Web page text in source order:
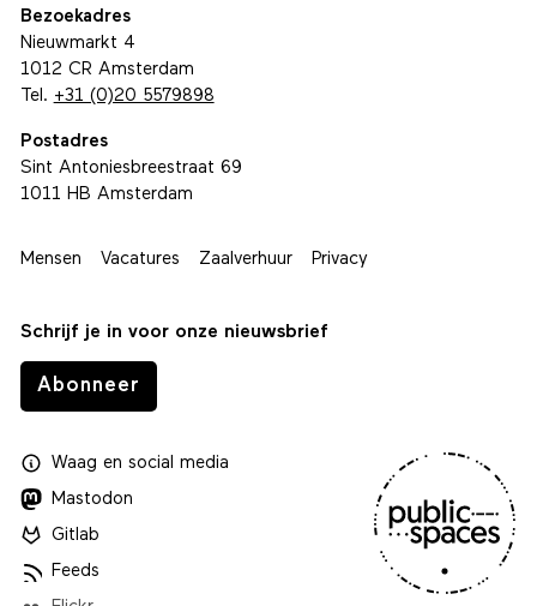
Bezoekadres
Nieuwmarkt 4
1012 CR Amsterdam
Tel. +31 (0)20 5579898
Postadres
Sint Antoniesbreestraat 69
1011 HB Amsterdam
Mensen Vacatures Zaalverhuur Privacy
Schrijf je in voor onze nieuwsbrief
Abonneer
Waagen social media
Mastodon
Gitlab
Feeds